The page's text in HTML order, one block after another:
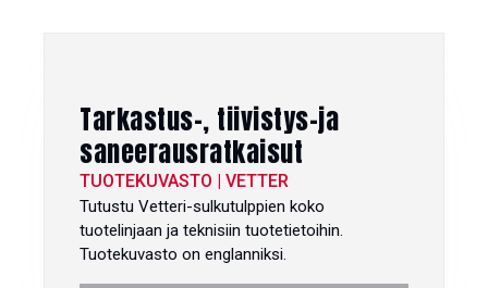
Tarkastus-, tiivistys-ja
saneerausratkaisut
TUOTEKUVASTO | VETTER
Tutustu Vetteri-sulkutulppien koko
tuotelinjaan ja teknisiin tuotetietoihin.
Tuotekuvasto on englanniksi.